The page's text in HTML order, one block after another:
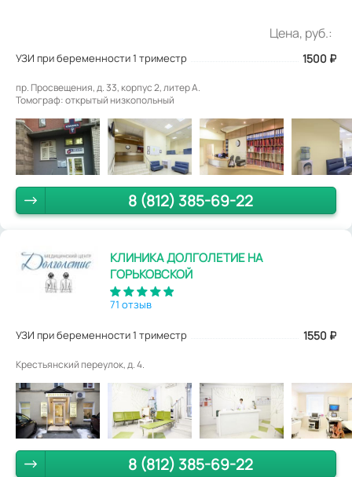
Цена, руб.:
УЗИ при беременности 1 триместр 1500 ₽
пр. Просвещения, д. 33, корпус 2, литер А.
Томограф: открытый низкопольный
8 (812) 385-69-22
КЛИНИКА ДОЛГОЛЕТИЕ НА
ГОРЬКОВСКОЙ
71 отзыв
УЗИ при беременности 1 триместр 1550 ₽
Крестьянский переулок, д. 4.
8 (812) 385-69-22